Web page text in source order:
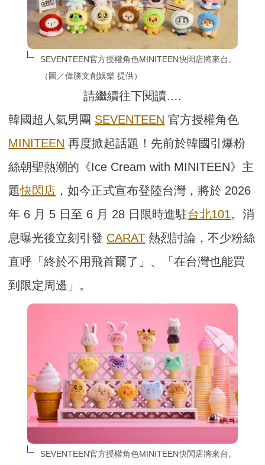
SEVENTEEN官方授權角色MINITEEN快閃店將來台。
（圖／偉勝文創娛樂 提供）
請繼續往下閱讀….
韓國超人氣男團 SEVENTEEN 官方授權角色
MINITEEN 再度掀起話題！先前於韓國引爆粉
絲朝聖熱潮的《Ice Cream with MINITEEN》主
題快閃店 ，如今正式宣布登陸台灣，將於 2026
年 6 月 5 日至 6 月 28 日限時進駐台北101。消
息曝光後立刻引發 CARAT 熱烈討論，不少粉絲
直呼「終於不用飛首爾了」、「在台灣也能買
到限定周邊」。
SEVENTEEN官方授權角色MINITEEN快閃店將來台。